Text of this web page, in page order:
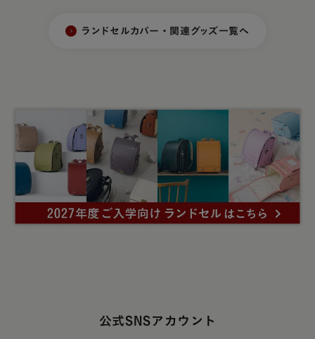
ランドセルカバー・関連グッズ一覧へ
公式SNSアカウント